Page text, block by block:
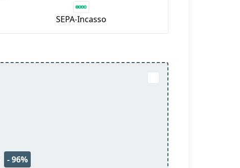
SEPA-Incasso
- 96%